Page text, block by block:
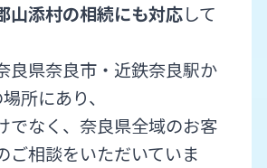
山添村の相続にも対応して
良県奈良市・近鉄奈良駅か
所にあり、
でなく、奈良県全域のお客
ご相談をいただいていま